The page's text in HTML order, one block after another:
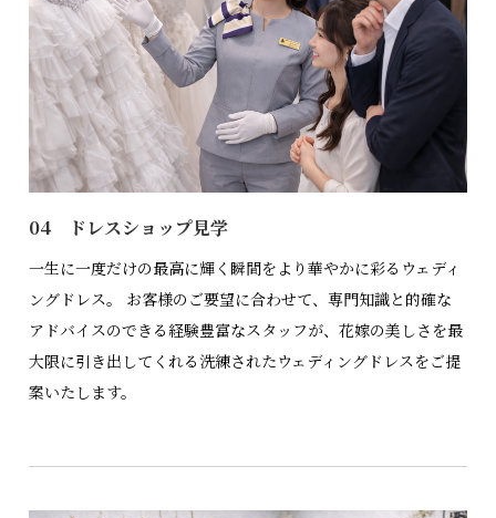
04 ドレスショップ見学
一生に一度だけの最高に輝く瞬間をより華やかに彩るウェディ
ングドレス。 お客様のご要望に合わせて、専門知識と的確な
アドバイスのできる経験豊富なスタッフが、花嫁の美しさを最
大限に引き出してくれる洗練されたウェディングドレスをご提
案いたします。